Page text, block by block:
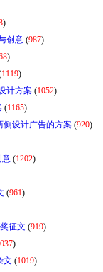
)
创意 (987)
)
1119)
计方案 (1052)
(1165)
侧设计广告的方案 (920)
意 (1202)
(961)
征文 (919)
)
文 (1019)